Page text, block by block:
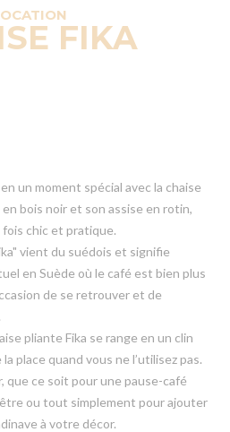
FIKA
un moment spécial avec la chaise
bois noir et son assise en rotin,
chic et pratique.
vient du suédois et signifie
en Suède où le café est bien plus
de se retrouver et de
pliante Fika se range en un clin
place quand vous ne l’utilisez pas.
que ce soit pour une pause-café
ou tout simplement pour ajouter
à votre décor.